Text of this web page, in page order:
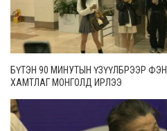
БҮТЭН 90 МИНУТЫН ҮЗҮҮЛБРЭЭР
ХАМТЛАГ МОНГОЛД ИРЛЭЭ